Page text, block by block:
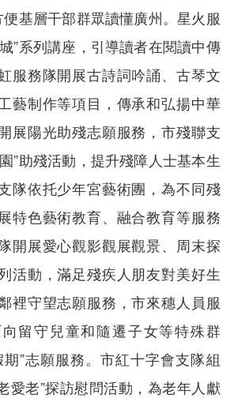
便基層干部群眾讀懂廣州。星火服
”系列講座，引導讀者在閱讀中傳
服務隊開展古詩詞吟誦、古琴文
藝制作等項目，傳承和弘揚中華
展陽光助殘志願服務，市殘聯支
”助殘活動，提升殘障人士基本生
隊依托少年宮藝術團，為不同殘
特色藝術教育、融合教育等服務
開展愛心觀影觀展觀景、周末探
活動，滿足殘疾人朋友對美好生
裡守望志願服務，市來穗人員服
留守兒童和隨遷子女等特殊群
”志願服務。市紅十字會支隊組
愛老”探訪慰問活動，為老年人獻